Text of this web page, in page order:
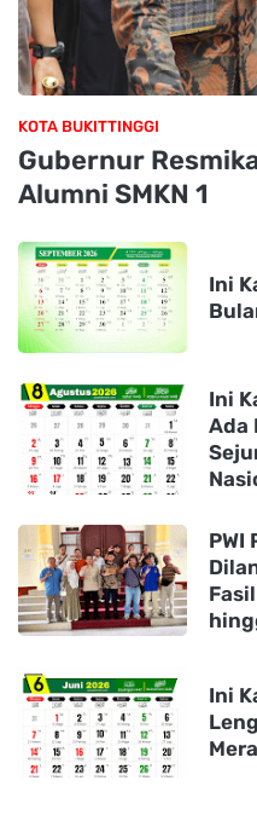
KOTA BUKITTINGGI
Gubernur
Alumni SMKN 1
Ini
Ini
Ada
PWI
Ini